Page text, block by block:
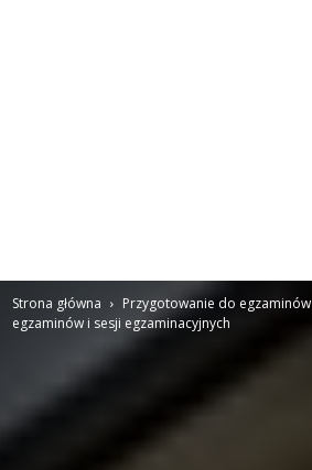
Strona główna Przygotowanie do egzaminów
egzaminów i sesji egzaminacyjnych